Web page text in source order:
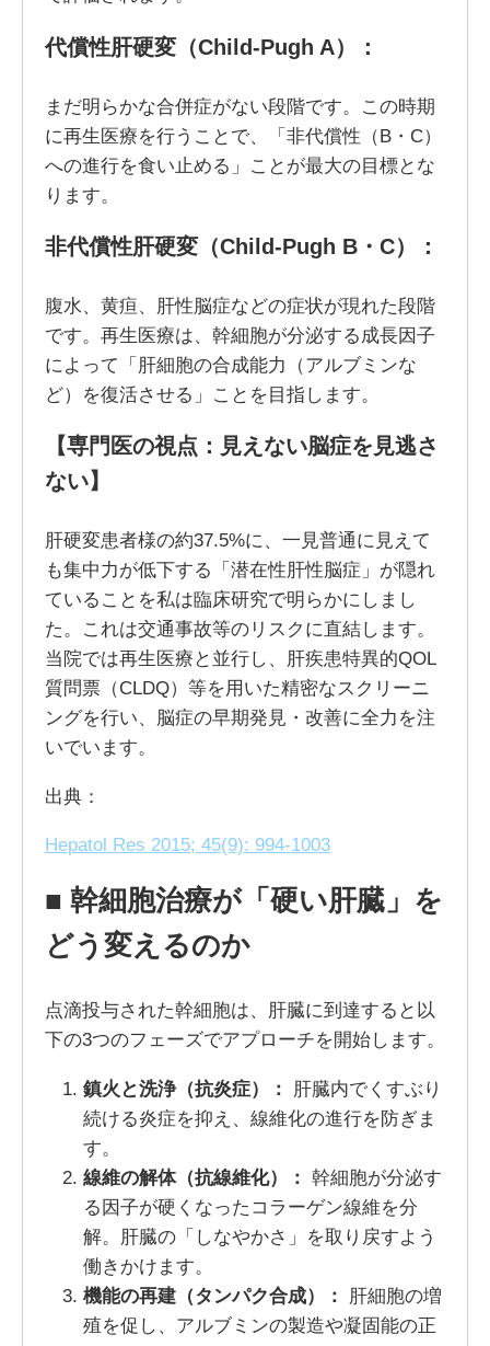
代償性肝硬変（Child-Pugh A）：
まだ明らかな合併症がない段階です。この時期
に再生医療を行うことで、「非代償性（B・C）
への進行を食い止める」ことが最大の目標とな
ります。
非代償性肝硬変（Child-Pugh B・C）：
腹水、黄疸、肝性脳症などの症状が現れた段階
です。再生医療は、幹細胞が分泌する成長因子
によって「肝細胞の合成能力（アルブミンな
ど）を復活させる」ことを目指します。
【専門医の視点：見えない脳症を見逃さ
ない】
肝硬変患者様の約37.5%に、一見普通に見えて
も集中力が低下する「潜在性肝性脳症」が隠れ
ていることを私は臨床研究で明らかにしまし
た。これは交通事故等のリスクに直結します。
当院では再生医療と並行し、肝疾患特異的QOL
質問票（CLDQ）等を用いた精密なスクリーニ
ングを行い、脳症の早期発見・改善に全力を注
いでいます。
出典：
Hepatol Res 2015; 45(9): 994-1003
■ 幹細胞治療が「硬い肝臓」を
どう変えるのか
点滴投与された幹細胞は、肝臓に到達すると以
下の3つのフェーズでアプローチを開始します。
鎮火と洗浄（抗炎症）：
肝臓内でくすぶり
続ける炎症を抑え、線維化の進行を防ぎま
す。
線維の解体（抗線維化）： 幹細胞が分泌す
る因子が硬くなったコラーゲン線維を分
解。肝臓の「しなやかさ」を取り戻すよう
働きかけます。
機能の再建（タンパク合成）：
肝細胞の増
殖を促し、アルブミンの製造や凝固能の正